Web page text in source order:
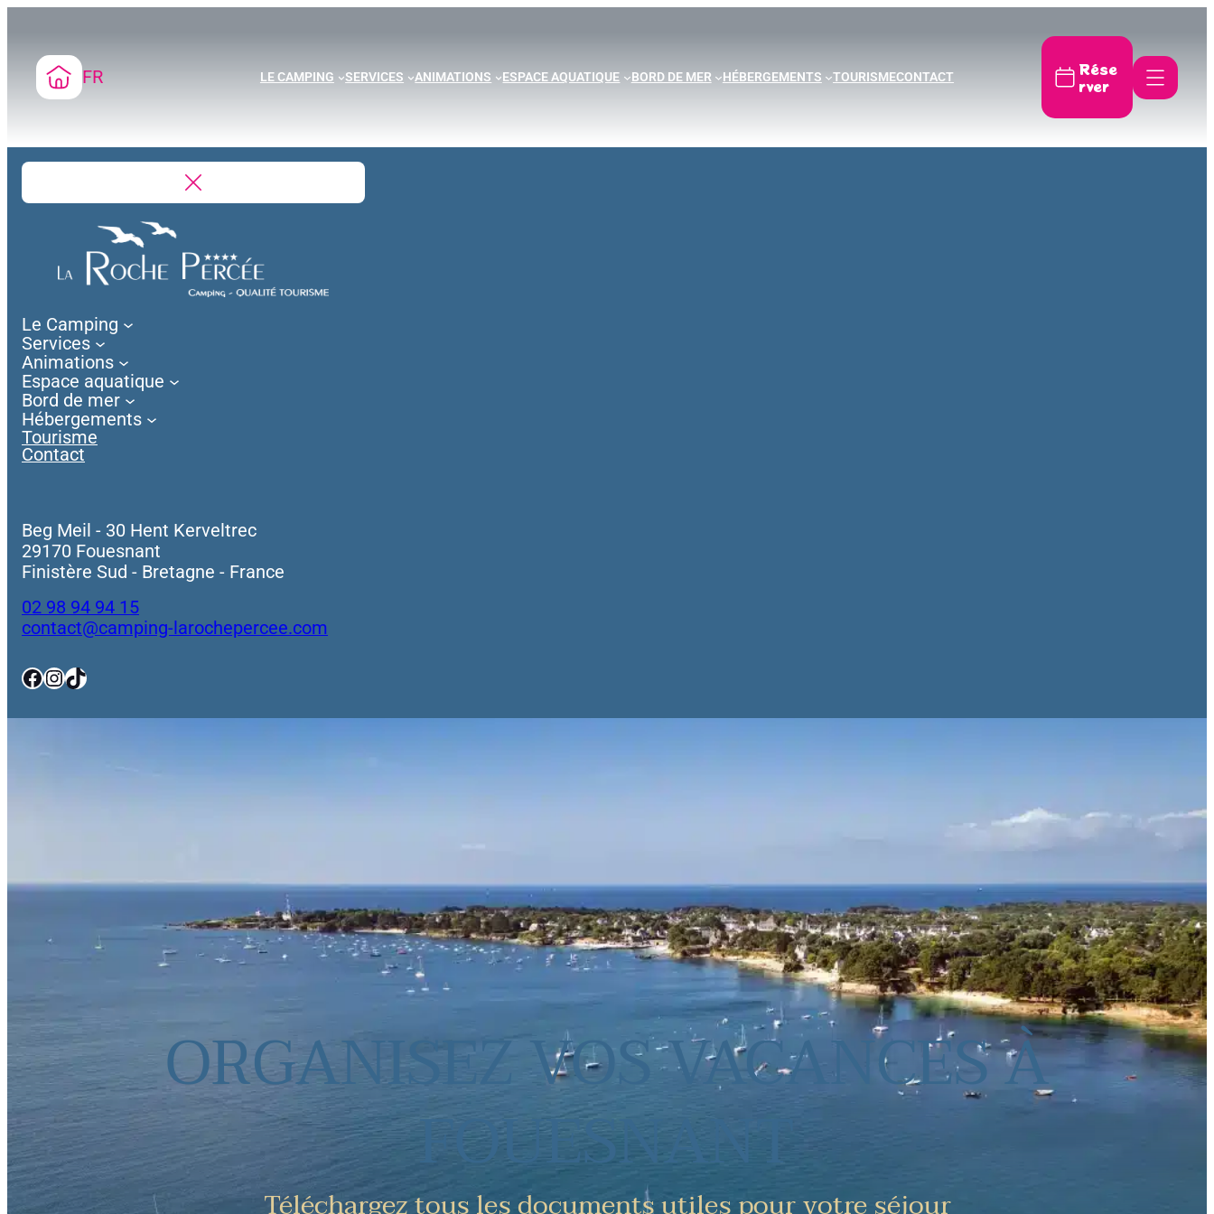
contenu
FR
LE CAMPING SERVICES ANIMATIONS ESPACE AQUATIQUE BORD DE MER HÉBERGEMENTS TOURISMECONTACT
Rése
rver
Le Camping
Services
Animations
Espace aquatique
Bord de mer
Hébergements
Tourisme
Contact
Beg Meil - 30 Hent Kerveltrec
29170 Fouesnant
Finistère Sud - Bretagne - France
02 98 94 94 15
contact@camping-larochepercee.com
Facebook
Instagram
TikTok
ORGANISEZ VOS VACANCES À
FOUESNANT